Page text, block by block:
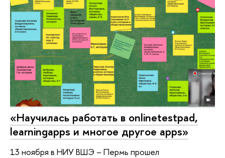
«Научилась работать в onlinetestpad,
learningapps и многое другое apps»
13 ноября в НИУ ВШЭ – Пермь прошел